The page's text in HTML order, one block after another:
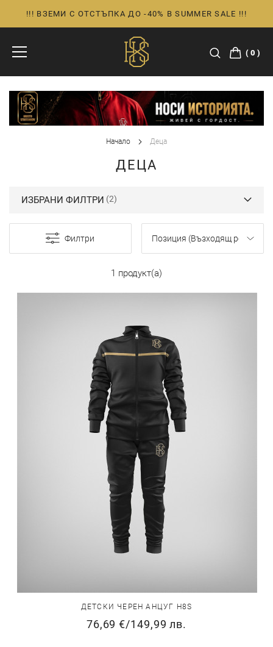
Прескачане
към
съдържанието
!!! ВЗЕМИ С ОТСТЪПКА ДО -40% В SUMMER SALE !!!
0
Начало Деца
ДЕЦА
Филтри
ИЗБРАНИ ФИЛТРИ
1 продукт(а)
ДЕТСКИ ЧЕРЕН АНЦУГ H8S
76,69 €/149,99 лв.